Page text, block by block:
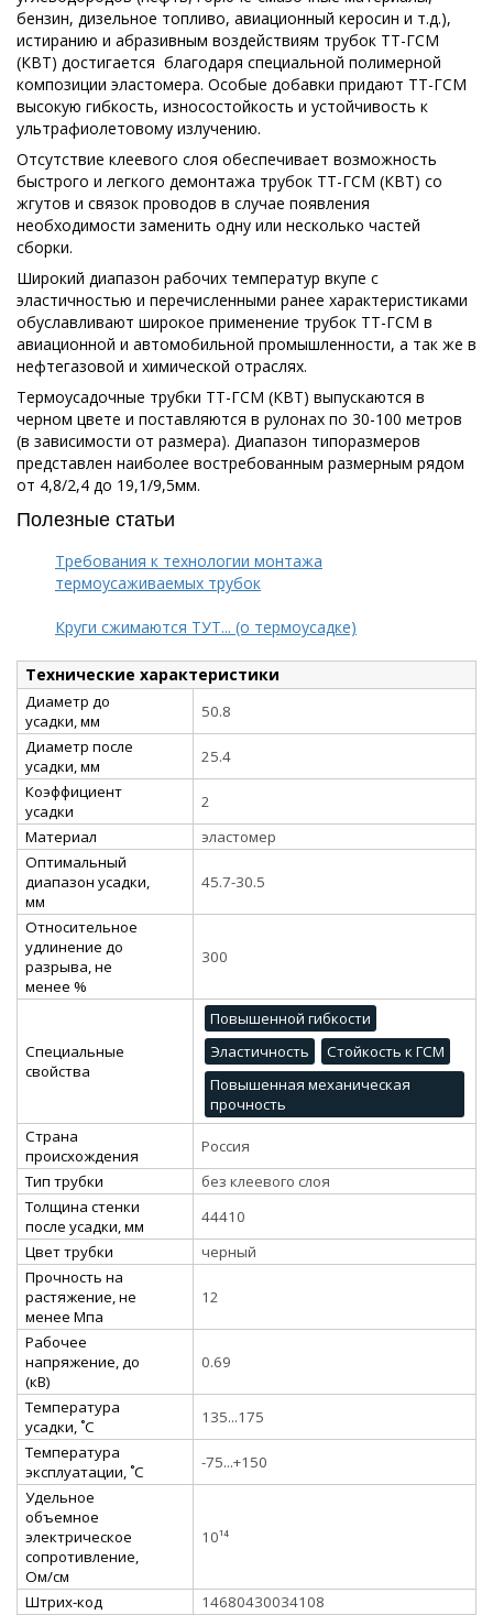
бензин, дизельное топливо, авиационный керосин и т.д.),
истиранию и абразивным воздействиям трубок ТТ-ГСМ
(КВТ) достигается благодаря специальной полимерной
композиции эластомера. Особые добавки придают ТТ-ГСМ
высокую гибкость, износостойкость и устойчивость к
ультрафиолетовому излучению.
Отсутствие клеевого слоя обеспечивает возможность
быстрого и легкого демонтажа трубок ТТ-ГСМ (КВТ) со
жгутов и связок проводов в случае появления
необходимости заменить одну или несколько частей
сборки.
Широкий диапазон рабочих температур вкупе с
эластичностью и перечисленными ранее характеристиками
обуславливают широкое применение трубок ТТ-ГСМ в
авиационной и автомобильной промышленности, а так же в
нефтегазовой и химической отраслях.
Термоусадочные трубки ТТ-ГСМ (КВТ) выпускаются в
черном цвете и поставляются в рулонах по 30-100 метров
(в зависимости от размера). Диапазон типоразмеров
представлен наиболее востребованным размерным рядом
от 4,8/2,4 до 19,1/9,5мм.
Полезные статьи
Требования к технологии монтажа
термоусаживаемых трубок
Круги сжимаются ТУТ... (о термоусадке)
Технические характеристики
Диаметр до
усадки, мм
50.8
Диаметр после
усадки, мм
25.4
Коэффициент
усадки
2
Материал
эластомер
Оптимальный
диапазон усадки,
мм
45.7-30.5
Относительное
удлинение до
разрыва, не
менее %
300
Специальные
свойства
Повышенной гибкости
Эластичность
Стойкость к ГСМ
Повышенная механическая
прочность
Страна
происхождения
Россия
Тип трубки
без клеевого слоя
Толщина стенки
после усадки, мм
44410
Цвет трубки
черный
Прочность на
растяжение, не
менее Мпа
12
Рабочее
напряжение, до
(кВ)
0.69
Температура
усадки, ˚С
135...175
Температура
эксплуатации, ˚С
-75...+150
Удельное
объемное
электрическое
сопротивление,
Ом/см
10¹⁴
Штрих-код
14680430034108